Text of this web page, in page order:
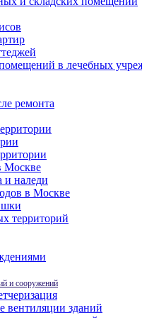
в лечебных
ремонта
Москве
и наледи
в Москве
территорий
и сооружений
вентиляции зданий